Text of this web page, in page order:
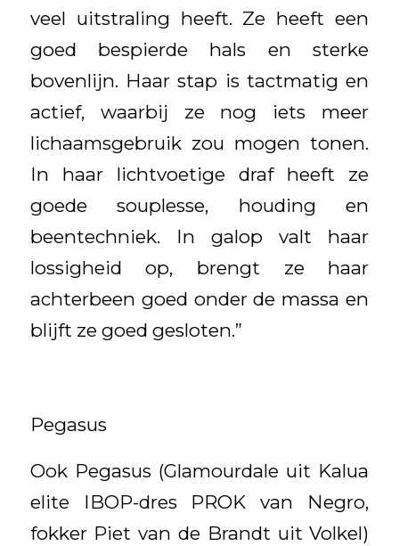
veel uitstraling heeft. Ze heeft een
goed bespierde hals en sterke
bovenlijn. Haar stap is tactmatig en
actief, waarbij ze nog iets meer
lichaamsgebruik zou mogen tonen.
In haar lichtvoetige draf heeft ze
goede souplesse, houding en
beentechniek. In galop valt haar
lossigheid op, brengt ze haar
achterbeen goed onder de massa en
blijft ze goed gesloten.”
Pegasus
Ook Pegasus (Glamourdale uit Kalua
elite IBOP-dres PROK van Negro,
fokker Piet van de Brandt uit Volkel)